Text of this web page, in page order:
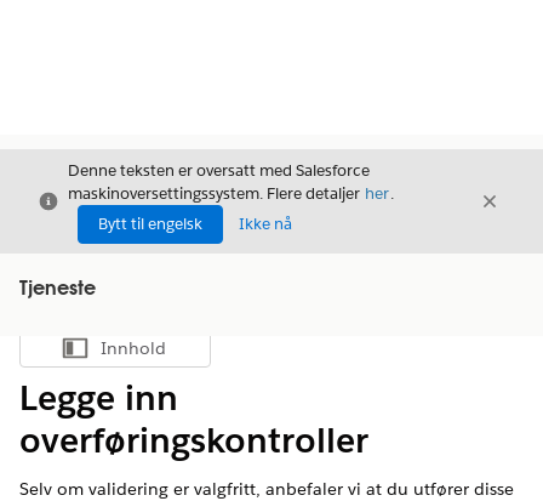
Avslutt
Denne teksten er oversatt med Salesforce
maskinoversettingssystem. Flere detaljer her.
Bytt til engelsk
Ikke nå
Avslutt
Tjeneste
Vis innholdsfortegnelse
Innhold
Legge inn
overføringskontroller
Selv om validering er valgfritt, anbefaler vi at du utfører disse